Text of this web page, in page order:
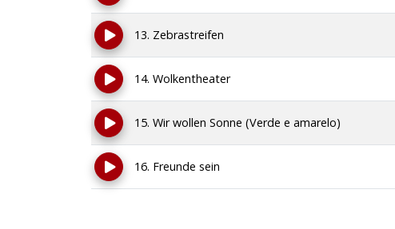
13. Zebrastreifen
14. Wolkentheater
15. Wir wollen Sonne (Verde e amarelo)
16. Freunde sein